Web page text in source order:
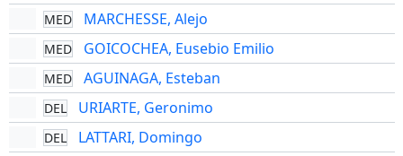
MED MARCHESSE, Alejo
MED GOICOCHEA, Eusebio Emilio
MED AGUINAGA, Esteban
DEL URIARTE, Geronimo
DEL LATTARI, Domingo